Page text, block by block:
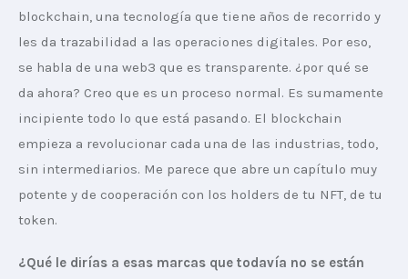
blockchain, una tecnología que tiene años de recorrido y
les da trazabilidad a las operaciones digitales. Por eso,
se habla de una web3 que es transparente. ¿por qué se
da ahora? Creo que es un proceso normal. Es sumamente
incipiente todo lo que está pasando. El blockchain
empieza a revolucionar cada una de las industrias, todo,
sin intermediarios. Me parece que abre un capítulo muy
potente y de cooperación con los holders de tu NFT, de tu
token.
¿Qué le dirías a esas marcas que todavía no se están